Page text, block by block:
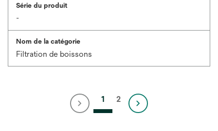
Série du produit
-
Nom de la catégorie
Filtration de boissons
1 2